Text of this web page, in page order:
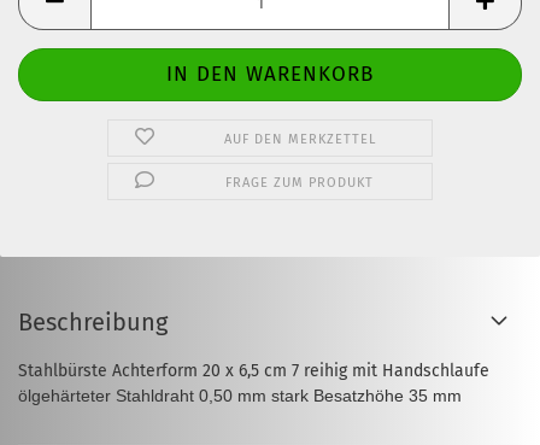
AUF DEN MERKZETTEL
FRAGE ZUM PRODUKT
Beschreibung
Stahlbürste Achterform 20 x 6,5 cm 7 reihig mit Handschlaufe
ölgehärteter Stahldraht 0,50 mm stark Besatzhöhe 35 mm